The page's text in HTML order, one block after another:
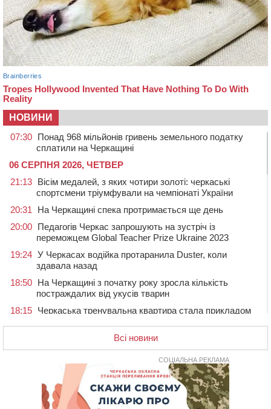
НОВИНИ
07:30 Понад 968 мільйонів гривень земельного податку
сплатили на Черкащині
06 СЕРПНЯ 2026, ЧЕТВЕР
21:13 Вісім медалей, з яких чотири золоті: черкаські
спортсмени тріумфували на чемпіонаті України
20:31
На Черкащині спека протримається ще день
20:00 Педагогів Черкас запрошують на зустріч із
переможцем Global Teacher Prize Ukraine 2023
19:24 У Черкасах водійка протаранила Duster, коли
здавала назад
18:50 На Черкащині з початку року зросла кількість
постраждалих від укусів тварин
18:15 Черкаська тренувальна квартира стала прикладом
ЧНУ увійшов до 50 найпопулярніших вишів України
серед вступників
На Хімселищі у Черкасах облаштували новий
контейнерний майданчик
Без розтину грудної клітки: у Черкасах 75-річній
пацієнтці замінили аортальний клапан
Всі новини
СОЦІАЛЬНА РЕКЛАМА